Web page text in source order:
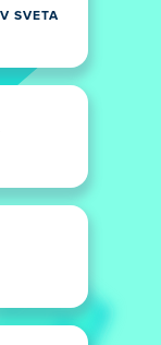
SVETA